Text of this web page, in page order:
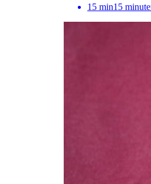
15 min15